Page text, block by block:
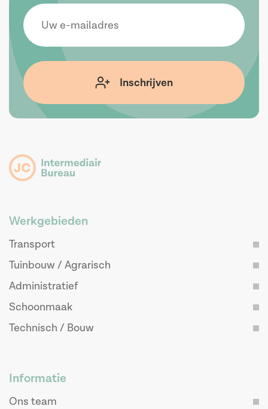
Inschrijven
Werkgebieden
Transport
Tuinbouw / Agrarisch
Administratief
Schoonmaak
Technisch / Bouw
Informatie
Ons team